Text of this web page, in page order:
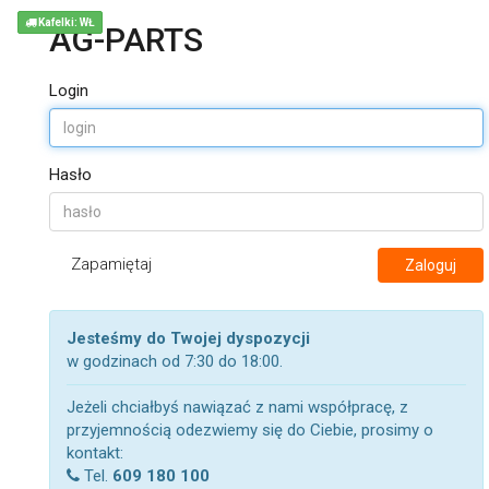
AG-PARTS
Login
Hasło
Zapamiętaj Zaloguj
Jesteśmy do Twojej dyspozycji
w godzinach od 7:30 do 18:00.
Jeżeli chciałbyś nawiązać z nami współpracę, z
przyjemnością odezwiemy się do Ciebie, prosimy o
kontakt:
Tel. 609 180 100
Kafelki: WŁ